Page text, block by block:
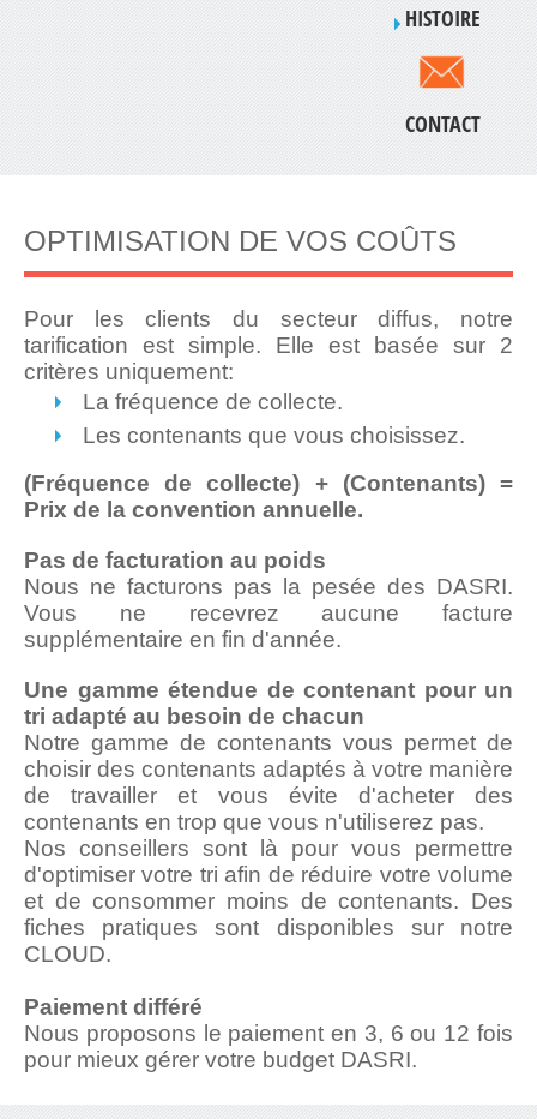
HISTOIRE
CONTACT
OPTIMISATION DE VOS COÛTS
Pour les clients du secteur diffus, notre
tarification est simple. Elle est basée sur 2
critères uniquement:
La fréquence de collecte.
Les contenants que vous choisissez.
(Fréquence de collecte) + (Contenants) =
Prix de la convention annuelle.
Pas de facturation au poids
Nous ne facturons pas la pesée des DASRI.
Vous ne recevrez aucune facture
supplémentaire en fin d'année.
Une gamme étendue de contenant pour un
tri adapté au besoin de chacun
Notre gamme de contenants vous permet de
choisir des contenants adaptés à votre manière
de travailler et vous évite d'acheter des
contenants en trop que vous n'utiliserez pas.
Nos conseillers sont là pour vous permettre
d'optimiser votre tri afin de réduire votre volume
et de consommer moins de contenants. Des
fiches pratiques sont disponibles sur notre
CLOUD.
Paiement différé
Nous proposons le paiement en 3, 6 ou 12 fois
pour mieux gérer votre budget DASRI.